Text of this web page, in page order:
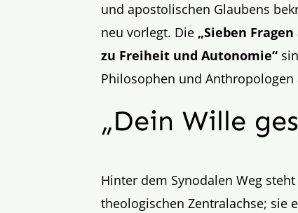
und apostolischen Glaubens
neu vorlegt. Die „Sieben
zu Freiheit und Autonomie“
Philosophen und
„Dein Wille
Hinter dem Synodalen Weg
theologischen Zentralachse; sie